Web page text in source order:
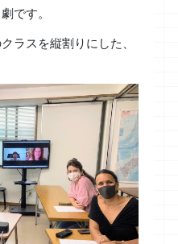
です。
ラスを縦割りにした、